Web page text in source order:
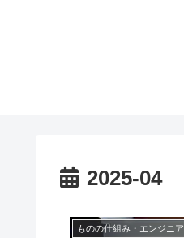
2025-04
ものの仕組み・エンジニア